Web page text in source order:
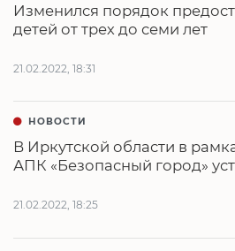
Изменился порядок
детей от трех до семи лет
21.02.2022, 18:31
НОВОСТИ
В Иркутской области в
АПК «Безопасный город»
21.02.2022, 18:25